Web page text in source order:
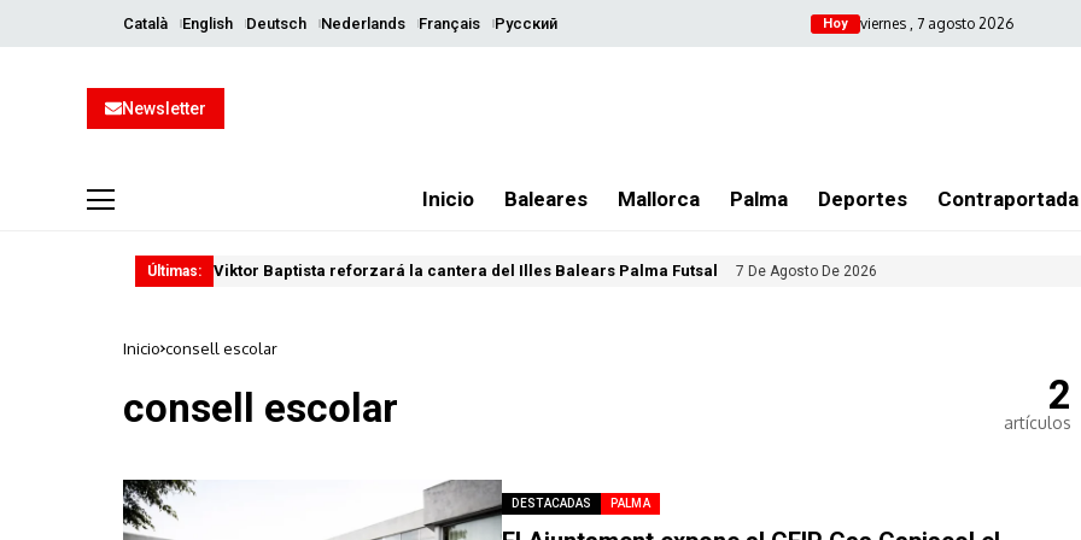
Català English Deutsch Nederlands Français Русский Hoy viernes , 7 agosto 2026
Newsletter
Inicio Baleares Mallorca Palma Deportes Contraportada
Últimas: Viktor Baptista reforzará la cantera del Illes Balears Palma Futsal 7 De Agosto De 2026
Inicio consell escolar
consell escolar 2
artículos
DESTACADAS PALMA